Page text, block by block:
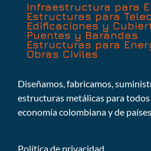
Infraestructura para
Estructuras para
Edificaciones y
Puentes y Barandas
Estructuras para
Obras Civiles
Diseñamos, fabricamos,
estructuras metálicas para
economía colombiana y de
Política de privacidad